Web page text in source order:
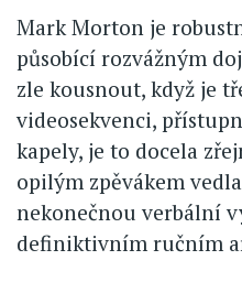
Mark Morton je
působící rozvážným
zle kousnout, když je
videosekvenci,
kapely, je to docela
opilým zpěvákem
nekonečnou verbální
definiktivním ručním